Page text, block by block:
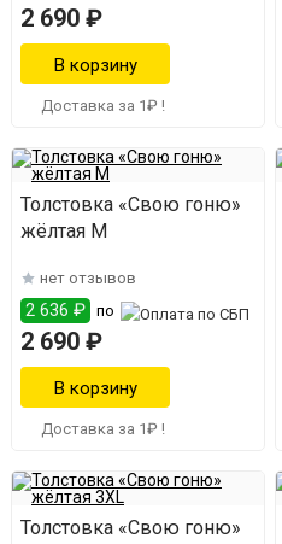
2 690 ₽
Доставка за 1₽ !
Толстовка «Свою гоню»
жёлтая M
нет отзывов
2 636 ₽ по
2 690 ₽
Доставка за 1₽ !
Толстовка «Свою гоню»